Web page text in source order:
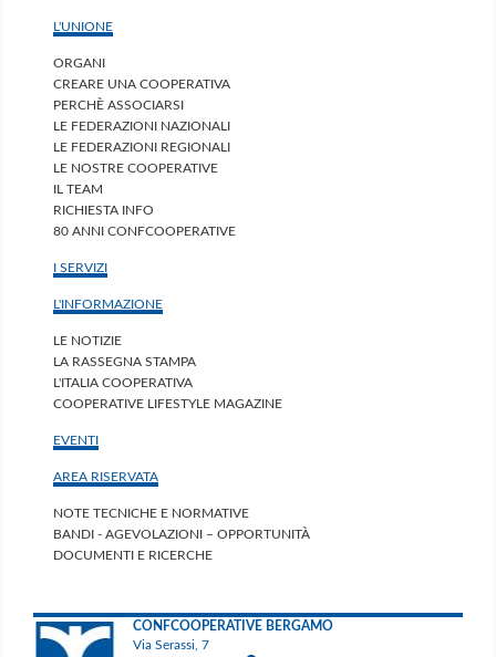
L'UNIONE
ORGANI
CREARE UNA COOPERATIVA
PERCHÈ ASSOCIARSI
LE FEDERAZIONI NAZIONALI
LE FEDERAZIONI REGIONALI
LE NOSTRE COOPERATIVE
IL TEAM
RICHIESTA INFO
80 ANNI CONFCOOPERATIVE
I SERVIZI
L'INFORMAZIONE
LE NOTIZIE
LA RASSEGNA STAMPA
L'ITALIA COOPERATIVA
COOPERATIVE LIFESTYLE MAGAZINE
EVENTI
AREA RISERVATA
NOTE TECNICHE E NORMATIVE
BANDI - AGEVOLAZIONI – OPPORTUNITÀ
DOCUMENTI E RICERCHE
CONFCOOPERATIVE BERGAMO
Via Serassi, 7